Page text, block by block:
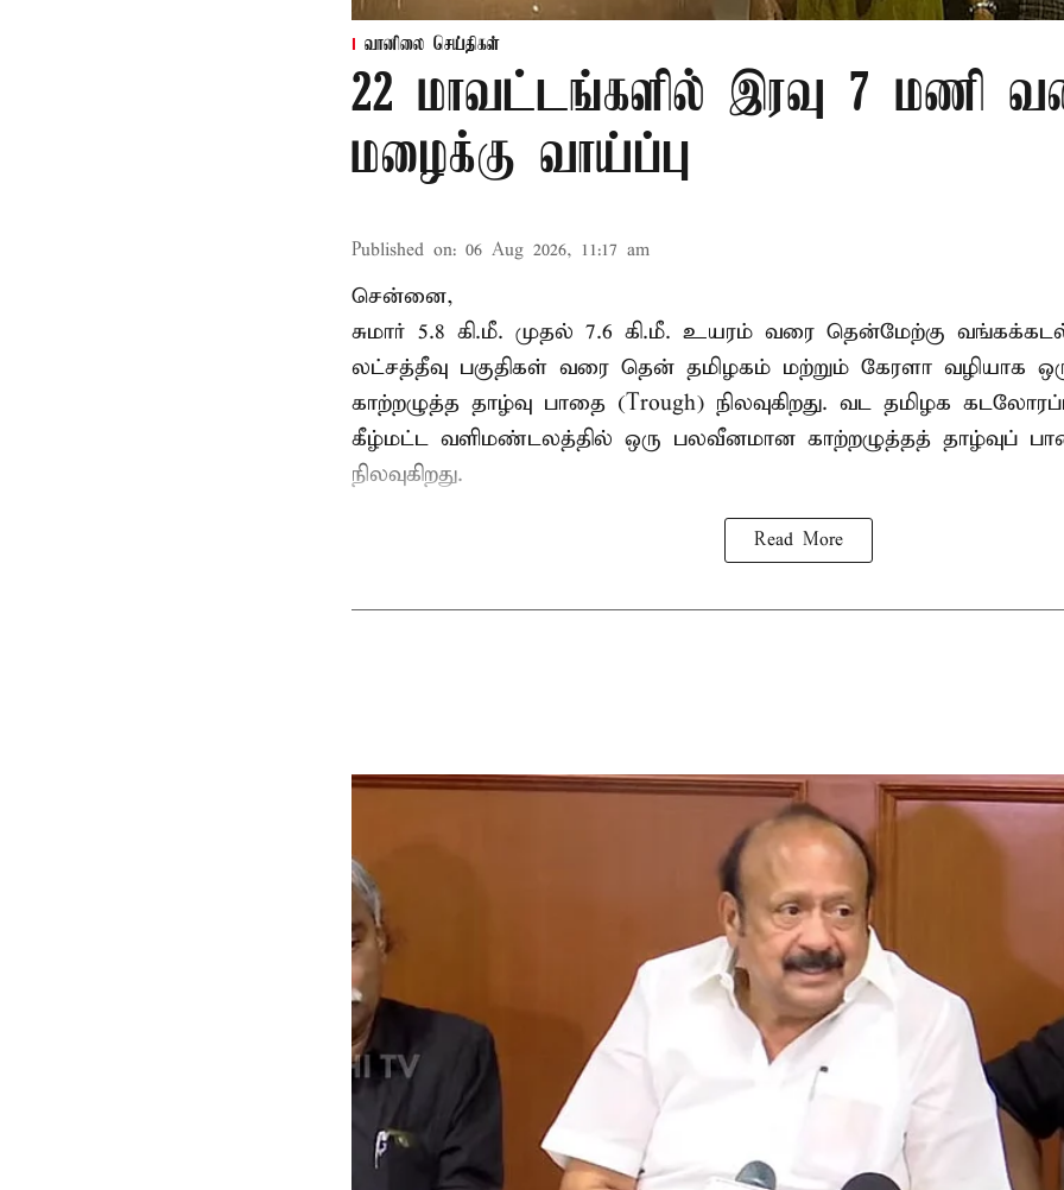
வானிலை செய்திகள்
22 மாவட்டங்களில் இரவு 7 மணி
மழைக்கு வாய்ப்பு
Published on: 06 Aug 2026, 11:17 am
சென்னை,
சுமார் 5.8 கி.மீ. முதல் 7.6 கி.மீ. உயரம் வரை தென்மேற்கு
லட்சத்தீவு பகுதிகள் வரை தென் தமிழகம் மற்றும் கேரளா வழியாக
காற்றழுத்த தாழ்வு பாதை (Trough) நிலவுகிறது. வட தமிழக
கீழ்மட்ட வளிமண்டலத்தில் ஒரு பலவீனமான காற்றழுத்தத் தாழ்வுப்
நிலவுகிறது.
Read More